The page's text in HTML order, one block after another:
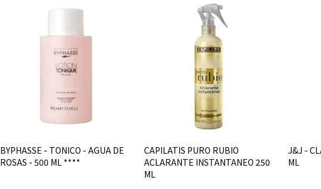
BYPHASSE - TONICO - AGUA DE
ROSAS - 500 ML ****
CAPILATIS PURO RUBIO
ACLARANTE INSTANTANEO 250
ML
J&J -
ML